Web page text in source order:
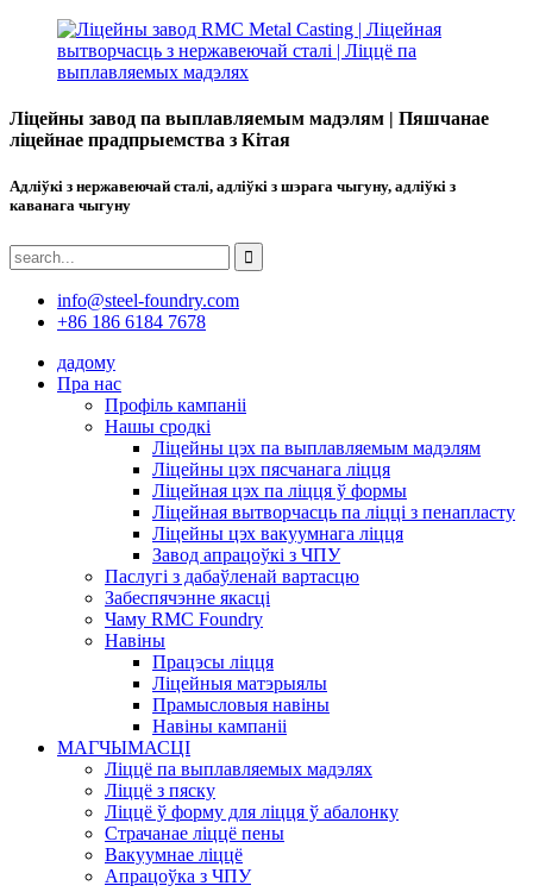
Ліцейны завод па выплавляемым мадэлям | Пяшчанае
ліцейнае прадпрыемства з Кітая
Адліўкі з нержавеючай сталі, адліўкі з шэрага чыгуну, адліўкі з
каванага чыгуну
info@steel-foundry.com
+86 186 6184 7678
дадому
Пра нас
Профіль кампаніі
Нашы сродкі
Ліцейны цэх па выплавляемым мадэлям
Ліцейны цэх пясчанага ліцця
Ліцейная цэх па ліцця ў формы
Ліцейная вытворчасць па ліцці з пенапласту
Ліцейны цэх вакуумнага ліцця
Завод апрацоўкі з ЧПУ
Паслугі з дабаўленай вартасцю
Забеспячэнне якасці
Чаму RMC Foundry
Навіны
Працэсы ліцця
Ліцейныя матэрыялы
Прамысловыя навіны
Навіны кампаніі
МАГЧЫМАСЦІ
Ліццё па выплавляемых мадэлях
Ліццё з пяску
Ліццё ў форму для ліцця ў абалонку
Страчанае ліццё пены
Вакуумнае ліццё
Апрацоўка з ЧПУ